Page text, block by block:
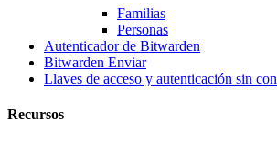
Familias
Personas
Autenticador de Bitwarden
Bitwarden Enviar
Llaves de acceso y autenticación sin
Recursos